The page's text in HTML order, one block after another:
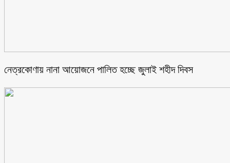
নেত্রকোণায় নানা আয়োজনে পালিত হচ্ছে জুলাই শহীদ দিবস